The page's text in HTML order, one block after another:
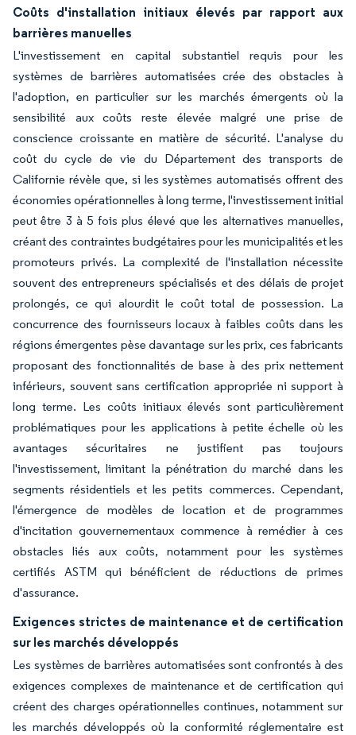
Coûts d'installation initiaux élevés par rapport aux
barrières manuelles
L'investissement en capital substantiel requis pour les
systèmes de barrières automatisées crée des obstacles à
l'adoption, en particulier sur les marchés émergents où la
sensibilité aux coûts reste élevée malgré une prise de
conscience croissante en matière de sécurité. L'analyse du
coût du cycle de vie du Département des transports de
Californie révèle que, si les systèmes automatisés offrent des
économies opérationnelles à long terme, l'investissement initial
peut être 3 à 5 fois plus élevé que les alternatives manuelles,
créant des contraintes budgétaires pour les municipalités et les
promoteurs privés. La complexité de l'installation nécessite
souvent des entrepreneurs spécialisés et des délais de projet
prolongés, ce qui alourdit le coût total de possession. La
concurrence des fournisseurs locaux à faibles coûts dans les
régions émergentes pèse davantage sur les prix, ces fabricants
proposant des fonctionnalités de base à des prix nettement
inférieurs, souvent sans certification appropriée ni support à
long terme. Les coûts initiaux élevés sont particulièrement
problématiques pour les applications à petite échelle où les
avantages sécuritaires ne justifient pas toujours
l'investissement, limitant la pénétration du marché dans les
segments résidentiels et les petits commerces. Cependant,
l'émergence de modèles de location et de programmes
d'incitation gouvernementaux commence à remédier à ces
obstacles liés aux coûts, notamment pour les systèmes
certifiés ASTM qui bénéficient de réductions de primes
d'assurance.
Exigences strictes de maintenance et de certification
sur les marchés développés
Les systèmes de barrières automatisées sont confrontés à des
exigences complexes de maintenance et de certification qui
créent des charges opérationnelles continues, notamment sur
les marchés développés où la conformité réglementaire est